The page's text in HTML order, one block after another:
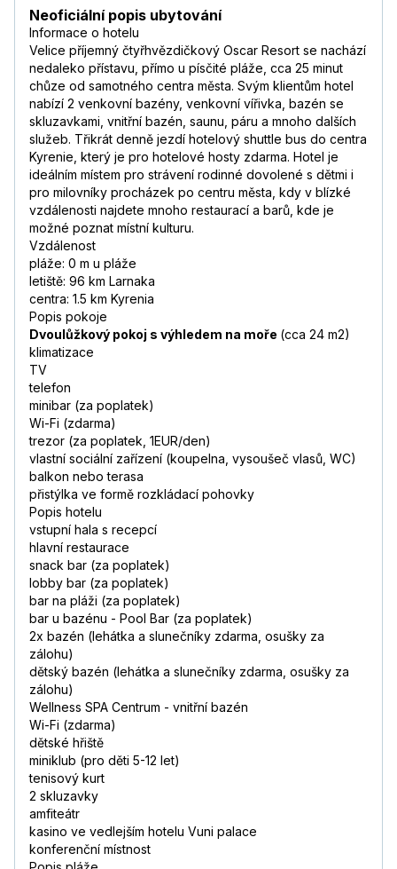
Neoficiální popis ubytování
Informace o hotelu
Velice příjemný čtyřhvězdičkový Oscar Resort se nachází
nedaleko přístavu, přímo u písčité pláže, cca 25 minut
chůze od samotného centra města. Svým klientům hotel
nabízí 2 venkovní bazény, venkovní vířivka, bazén se
skluzavkami, vnitřní bazén, saunu, páru a mnoho dalších
služeb. Třikrát denně jezdí hotelový shuttle bus do centra
Kyrenie, který je pro hotelové hosty zdarma. Hotel je
ideálním místem pro strávení rodinné dovolené s dětmi i
pro milovníky procházek po centru města, kdy v blízké
vzdálenosti najdete mnoho restaurací a barů, kde je
možné poznat místní kulturu.
Vzdálenost
pláže: 0 m u pláže
letiště: 96 km Larnaka
centra: 1.5 km Kyrenia
Popis pokoje
Dvoulůžkový pokoj s výhledem na moře (cca 24 m2)
klimatizace
TV
telefon
minibar (za poplatek)
Wi-Fi (zdarma)
trezor (za poplatek, 1EUR/den)
vlastní sociální zařízení (koupelna, vysoušeč vlasů, WC)
balkon nebo terasa
přistýlka ve formě rozkládací pohovky
Popis hotelu
vstupní hala s recepcí
hlavní restaurace
snack bar (za poplatek)
lobby bar (za poplatek)
bar na pláži (za poplatek)
bar u bazénu - Pool Bar (za poplatek)
2x bazén (lehátka a slunečníky zdarma, osušky za
zálohu)
dětský bazén (lehátka a slunečníky zdarma, osušky za
zálohu)
Wellness SPA Centrum - vnitřní bazén
Wi-Fi (zdarma)
dětské hřiště
miniklub (pro děti 5-12 let)
tenisový kurt
2 skluzavky
amfiteátr
kasino ve vedlejším hotelu Vuni palace
konferenční místnost